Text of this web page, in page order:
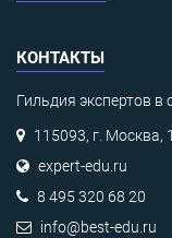
КОНТАКТЫ
Гильдия экспертов
115093, г. Москва,
expert-edu.ru
8 495 320 68 20
info@best-edu.ru